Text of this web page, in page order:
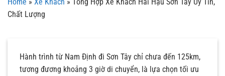
Chất Lượng
Hành trình từ Nam Định đi Sơn Tây chỉ chưa đến 125km,
tương đương khoảng 3 giờ di chuyển, là lựa chọn tối ưu